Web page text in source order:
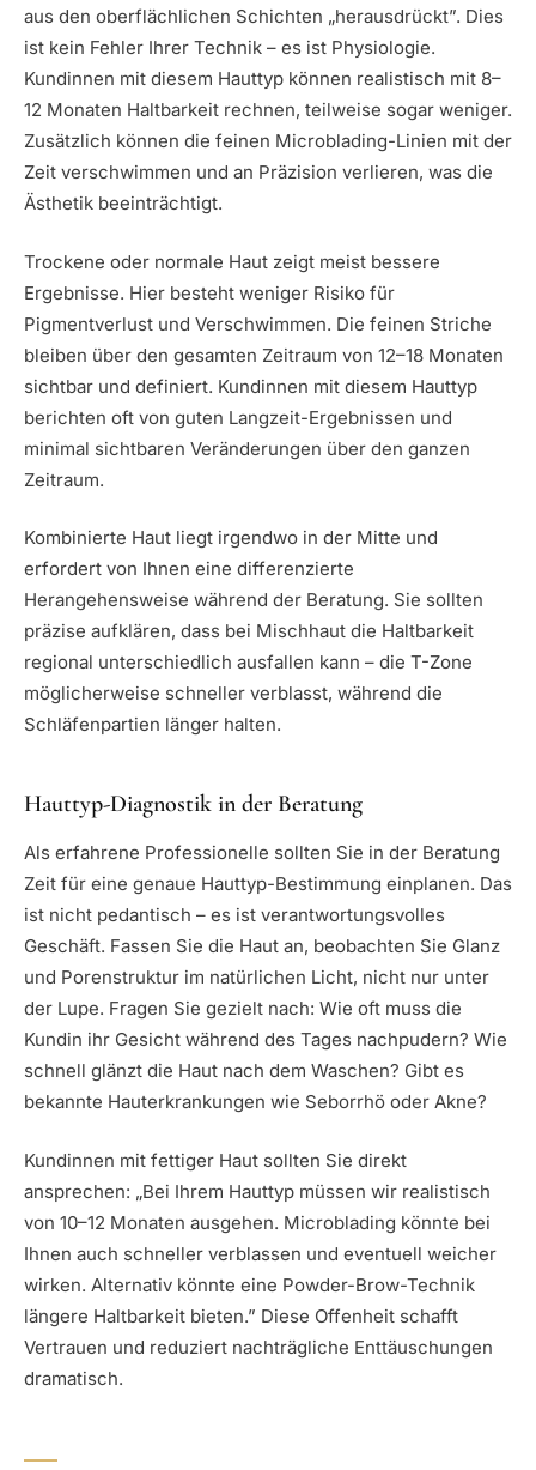
aus den oberflächlichen Schichten „herausdrückt”. Dies
ist kein Fehler Ihrer Technik – es ist Physiologie.
Kundinnen mit diesem Hauttyp können realistisch mit 8–
12 Monaten Haltbarkeit rechnen, teilweise sogar weniger.
Zusätzlich können die feinen Microblading-Linien mit der
Zeit verschwimmen und an Präzision verlieren, was die
Ästhetik beeinträchtigt.
Trockene oder normale Haut zeigt meist bessere
Ergebnisse. Hier besteht weniger Risiko für
Pigmentverlust und Verschwimmen. Die feinen Striche
bleiben über den gesamten Zeitraum von 12–18 Monaten
sichtbar und definiert. Kundinnen mit diesem Hauttyp
berichten oft von guten Langzeit-Ergebnissen und
minimal sichtbaren Veränderungen über den ganzen
Zeitraum.
Kombinierte Haut liegt irgendwo in der Mitte und
erfordert von Ihnen eine differenzierte
Herangehensweise während der Beratung. Sie sollten
präzise aufklären, dass bei Mischhaut die Haltbarkeit
regional unterschiedlich ausfallen kann – die T-Zone
möglicherweise schneller verblasst, während die
Schläfenpartien länger halten.
Hauttyp-Diagnostik in der Beratung
Als erfahrene Professionelle sollten Sie in der Beratung
Zeit für eine genaue Hauttyp-Bestimmung einplanen. Das
ist nicht pedantisch – es ist verantwortungsvolles
Geschäft. Fassen Sie die Haut an, beobachten Sie Glanz
und Porenstruktur im natürlichen Licht, nicht nur unter
der Lupe. Fragen Sie gezielt nach: Wie oft muss die
Kundin ihr Gesicht während des Tages nachpudern? Wie
schnell glänzt die Haut nach dem Waschen? Gibt es
bekannte Hauterkrankungen wie Seborrhö oder Akne?
Kundinnen mit fettiger Haut sollten Sie direkt
ansprechen: „Bei Ihrem Hauttyp müssen wir realistisch
von 10–12 Monaten ausgehen. Microblading könnte bei
Ihnen auch schneller verblassen und eventuell weicher
wirken. Alternativ könnte eine Powder-Brow-Technik
längere Haltbarkeit bieten.” Diese Offenheit schafft
Vertrauen und reduziert nachträgliche Enttäuschungen
dramatisch.